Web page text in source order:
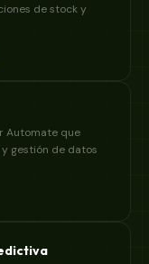
de stock y
Automate que
gestión de datos